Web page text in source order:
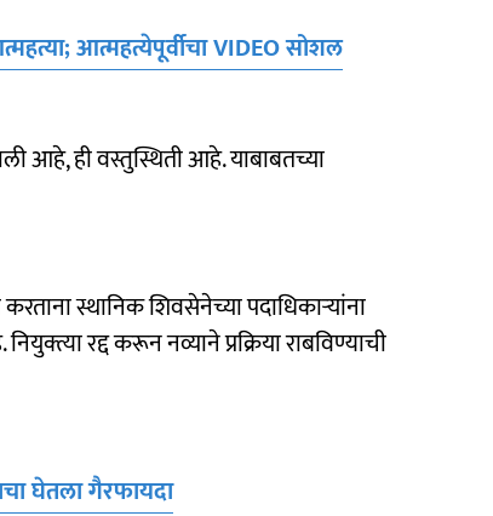
आत्महत्येपूर्वीचा VIDEO सोशल
आहे, ही वस्तुस्थिती आहे. याबाबतच्या
स्थानिक शिवसेनेच्या पदाधिकाऱ्यांना
रद्द करून नव्याने प्रक्रिया राबविण्याची
घेतला गैरफायदा